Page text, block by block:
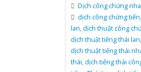
Dịch công chứng
dịch công chứng
lan,dịch thuật công
dịch thuật tiếng thái lan,
dịch thuật tiếng thái
thái,dịch tiếng thái